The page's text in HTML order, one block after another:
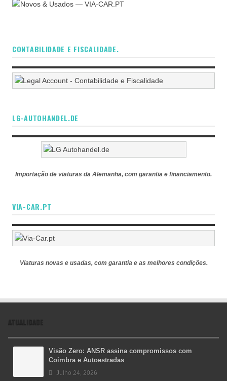
CONTABILIDADE E FISCALIDADE.
LG-AUTOHANDEL.DE
Importação de viaturas da Alemanha, com garantia e financiamento.
VIA-CAR.PT
Viaturas novas e usadas, com garantia e as melhores condições.
ATUALIDADE
Visão Zero: ANSR assina compromissos com
Coimbra e Autoestradas
Julho 24, 2026